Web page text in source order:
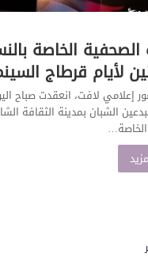
الصحفية الخاصة
لأيام قرطاج
الشبان بمدينة الثقافة